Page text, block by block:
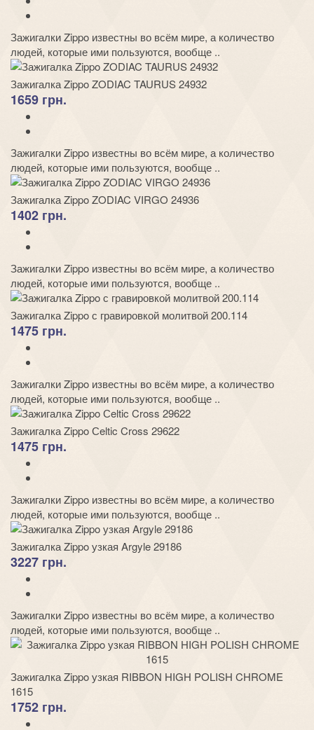
Зажигалки Zippo известны во всём мире, а количество
людей, которые ими пользуются, вообще ..
Зажигалка Zippo ZODIAC TAURUS 24932
1659 грн.
Зажигалки Zippo известны во всём мире, а количество
людей, которые ими пользуются, вообще ..
Зажигалка Zippo ZODIAC VIRGO 24936
1402 грн.
Зажигалки Zippo известны во всём мире, а количество
людей, которые ими пользуются, вообще ..
Зажигалка Zippo с гравировкой молитвой 200.114
1475 грн.
Зажигалки Zippo известны во всём мире, а количество
людей, которые ими пользуются, вообще ..
Зажигалка Zippo Сeltic Cross 29622
1475 грн.
Зажигалки Zippo известны во всём мире, а количество
людей, которые ими пользуются, вообще ..
Зажигалка Zippo узкая Argyle 29186
3227 грн.
Зажигалки Zippo известны во всём мире, а количество
людей, которые ими пользуются, вообще ..
Зажигалка Zippo узкая RIBBON HIGH POLISH CHROME
1615
1752 грн.